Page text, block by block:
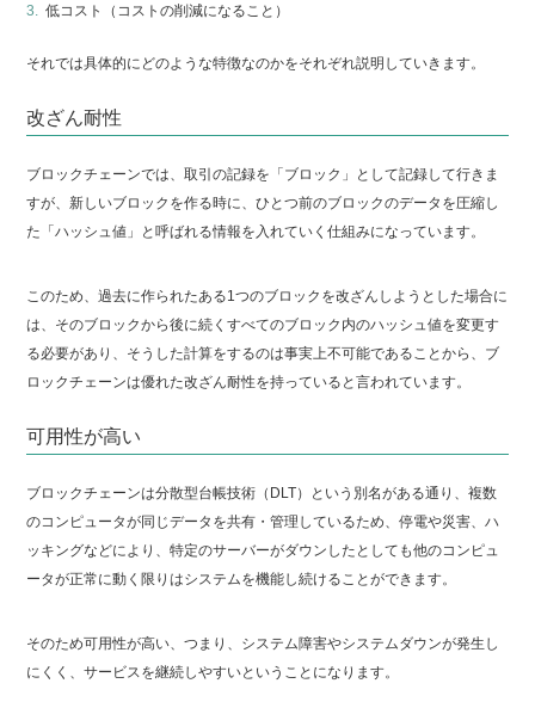
低コスト（コストの削減になること）
それでは具体的にどのような特徴なのかをそれぞれ説明していきます。
改ざん耐性
ブロックチェーンでは、取引の記録を「ブロック」として記録して行きま
すが、新しいブロックを作る時に、ひとつ前のブロックのデータを圧縮し
た「ハッシュ値」と呼ばれる情報を入れていく仕組みになっています。
このため、過去に作られたある1つのブロックを改ざんしようとした場合に
は、そのブロックから後に続くすべてのブロック内のハッシュ値を変更す
る必要があり、そうした計算をするのは事実上不可能であることから、ブ
ロックチェーンは優れた改ざん耐性を持っていると言われています。
可用性が高い
ブロックチェーンは分散型台帳技術（DLT）という別名がある通り、複数
のコンピュータが同じデータを共有・管理しているため、停電や災害、ハ
ッキングなどにより、特定のサーバーがダウンしたとしても他のコンピュ
ータが正常に動く限りはシステムを機能し続けることができます。
そのため可用性が高い、つまり、システム障害やシステムダウンが発生し
にくく、サービスを継続しやすいということになります。